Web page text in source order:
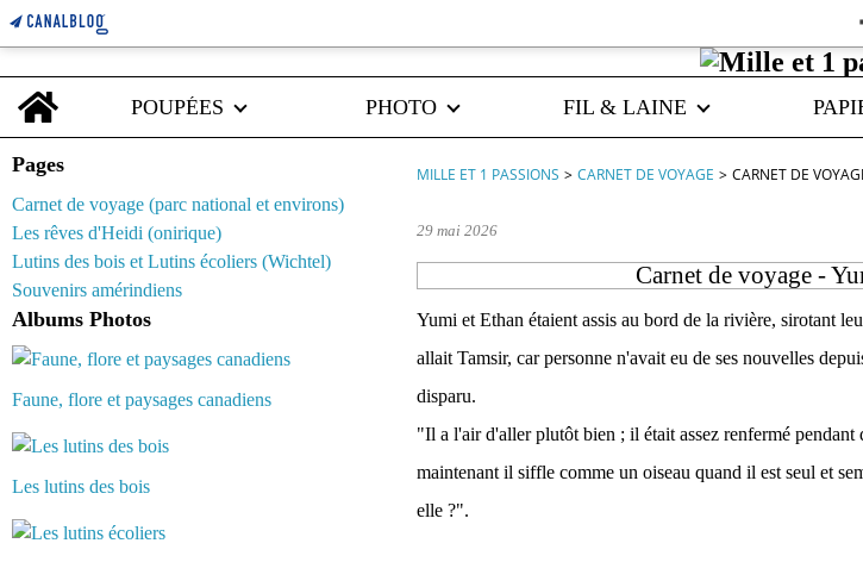
Home
POUPÉES
PHOTO FIL & LAINE
Pages
Carnet de voyage (parc national et environs)
Les rêves d'Heidi (onirique)
Lutins des bois et Lutins écoliers (Wichtel)
Souvenirs amérindiens
Albums Photos
Faune, flore et paysages canadiens
Les lutins des bois
MILLE ET 1 PASSIONS > CARNET DE VOYAGE > CARNET DE
29 mai 2026
Carnet de voyage -
Yumi et Ethan étaient assis au bord de la rivière, sirotant
allait Tamsir, car personne n'avait eu de ses nouvelles
disparu.
"Il a l'air d'aller plutôt bien ; il était assez renfermé pendant
maintenant il siffle comme un oiseau quand il est seul et
elle ?".